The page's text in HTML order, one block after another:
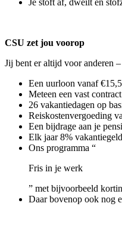
Je stoft af, dweilt en
CSU zet jou voorop
Jij bent er altijd voor anderen
Een uurloon vanaf
Meteen een vast
26 vakantiedagen op
Reiskostenvergoeding
Een bijdrage aan je
Elk jaar 8%
Ons programma “
Fris in je werk
” met bijvoorbeeld
Daar bovenop ook nog